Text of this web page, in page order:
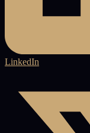
LinkedIn